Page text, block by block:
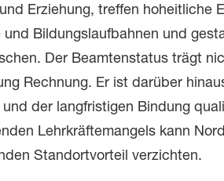
Erziehung, treffen hoheitliche
und Bildungslaufbahnen und
Der Beamtenstatus trägt
Rechnung. Er ist darüber
der langfristigen Bindung
Lehrkräftemangels kann
Standortvorteil verzichten.